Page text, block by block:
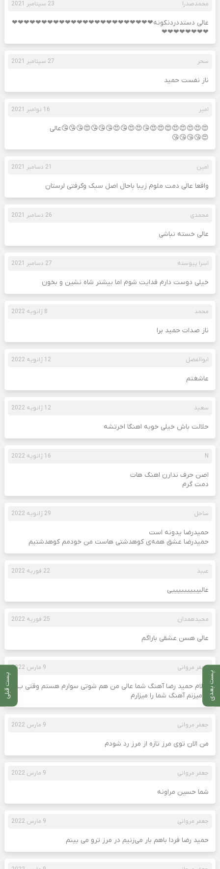
پست بعدی پست قبلی
محمدصدرا 23 سپتامبر 2021
عالی دستددردنکونه❤❤❤❤❤❤❤❤❤❤❤❤❤❤❤❤❤❤❤❤❤❤❤❤
❤❤❤❤❤❤❤❤
سحر 27 سپتامبر 2021
ناز نفست حمید
امیر 16 نوامبر 2021
😍😍😍😍😍😍😍😍😘😍😍😘😍😘😘😘😍😘😘😘عالی
😍😘😘😘😘
امین 21 دسامبر 2021
واقعا عالی دمت ملوم زیبا باحال اصل سبک وگرفتی لرستان
محمدی 26 دسامبر 2021
عالی خسته نباشی
اسرا پیوسته 27 دسامبر 2021
خیلی دوست دارم فدایت شوم اما بیشتر شاه نشین و بخون
محمد 8 ژانویه 2022
ناز صدات حمید برا
ابوالفضل 12 ژانویه 2022
عاشغتم
سعید 12 ژانویه 2022
حلالت باش خیلی خوبه اهنگا اخرتشه
N 16 ژانویه 2022
اصن حرف ندارن اهنگ هات
دمت گرم
ساحل 29 ژانویه 2022
حمیدرضا یدونه است
حمیدرضا عشق همه‌ی کوهدشتی هاست من خودمم کوهدشتیم
عبید 22 فوریه 2022
عالییییییییییی
مجیدھمدان 25 فوریه 2022
عالی ھسن عشقی باراگم
جعفر مروانی 9 مارس 2022
سلام حمید رضا آهنگ شما عالی من هم شوتی سوارم هستم وقتی ب
ار میزنم آهنگ شما را میزارم
جعفر مروانی 9 مارس 2022
من الان توی مرز تازه از مرز رد شودم
جعفر مروانی 9 مارس 2022
شما حسین مراونه
جعفر مروانی 9 مارس 2022
حمید رضا فردا باهم بار می‌زنیم در مرز ترو می بینم